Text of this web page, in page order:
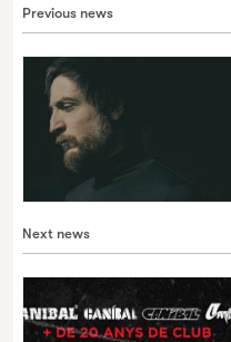
Previous news
Next news